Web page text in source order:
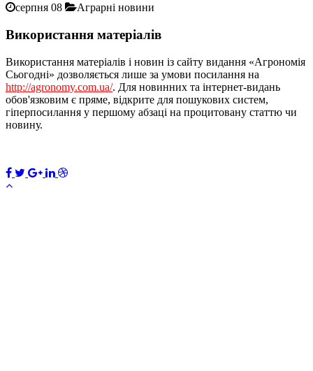
серпня 08 Аграрні новини
Використання матеріалів
Використання матеріалів і новин із сайту видання «Агрономія
Сьогодні» дозволяється лише за умови посилання на
http://agronomy.com.ua/. Для новинних та інтернет-видань
обов'язковим є пряме, відкрите для пошукових систем,
гіперпосилання у першому абзаці на процитовану статтю чи
новину.